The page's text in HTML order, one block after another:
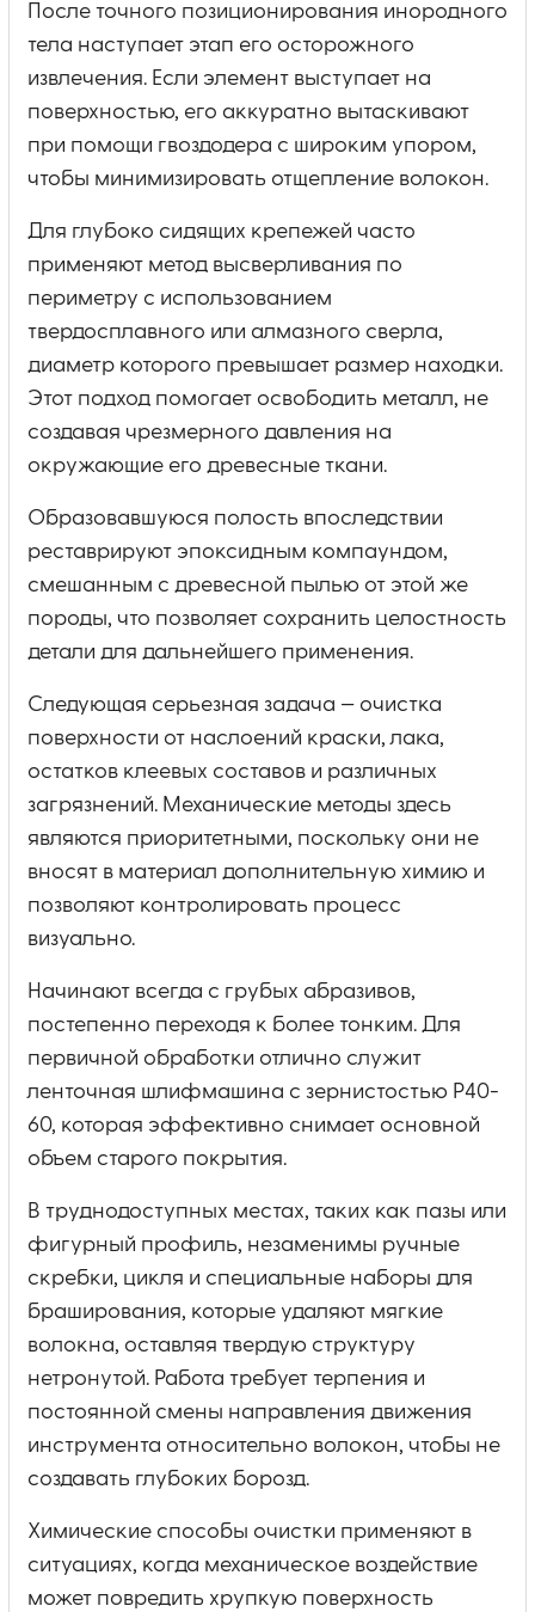
После точного позиционирования инородного
тела наступает этап его осторожного
извлечения. Если элемент выступает на
поверхностью, его аккуратно вытаскивают
при помощи гвоздодера с широким упором,
чтобы минимизировать отщепление волокон.
Для глубоко сидящих крепежей часто
применяют метод высверливания по
периметру с использованием
твердосплавного или алмазного сверла,
диаметр которого превышает размер находки.
Этот подход помогает освободить металл, не
создавая чрезмерного давления на
окружающие его древесные ткани.
Образовавшуюся полость впоследствии
реставрируют эпоксидным компаундом,
смешанным с древесной пылью от этой же
породы, что позволяет сохранить целостность
детали для дальнейшего применения.
Следующая серьезная задача — очистка
поверхности от наслоений краски, лака,
остатков клеевых составов и различных
загрязнений. Механические методы здесь
являются приоритетными, поскольку они не
вносят в материал дополнительную химию и
позволяют контролировать процесс
визуально.
Начинают всегда с грубых абразивов,
постепенно переходя к более тонким. Для
первичной обработки отлично служит
ленточная шлифмашина с зернистостью P40-
60, которая эффективно снимает основной
объем старого покрытия.
В труднодоступных местах, таких как пазы или
фигурный профиль, незаменимы ручные
скребки, цикля и специальные наборы для
браширования, которые удаляют мягкие
волокна, оставляя твердую структуру
нетронутой. Работа требует терпения и
постоянной смены направления движения
инструмента относительно волокон, чтобы не
создавать глубоких борозд.
Химические способы очистки применяют в
ситуациях, когда механическое воздействие
может повредить хрупкую поверхность